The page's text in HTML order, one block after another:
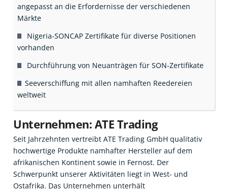
angepasst an die Erfordernisse der verschiedenen
Märkte
Nigeria-SONCAP Zertifikate für diverse Positionen
vorhanden
Durchführung von Neuanträgen für SON-Zertifikate
Seeverschiffung mit allen namhaften Reedereien
weltweit
Unternehmen: ATE Trading
Seit Jahrzehnten vertreibt ATE Trading GmbH qualitativ
hochwertige Produkte namhafter Hersteller auf dem
afrikanischen Kontinent sowie in Fernost. Der
Schwerpunkt unserer Aktivitäten liegt in West- und
Ostafrika. Das Unternehmen unterhält